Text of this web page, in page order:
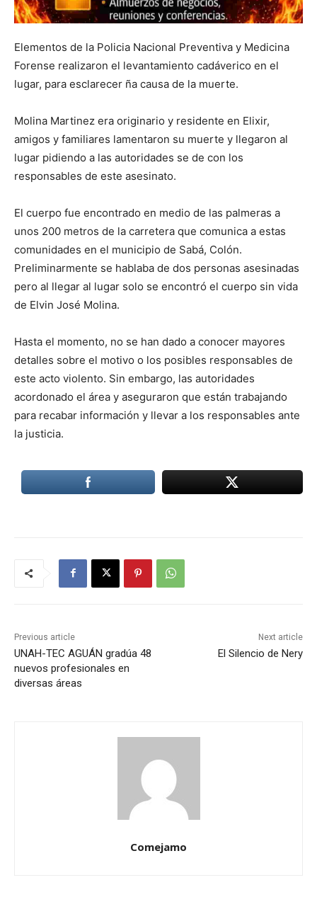
Elementos de la Policia Nacional Preventiva y Medicina
Forense realizaron el levantamiento cadáverico en el
lugar, para esclarecer ña causa de la muerte.
Molina Martinez era originario y residente en Elixir,
amigos y familiares lamentaron su muerte y llegaron al
lugar pidiendo a las autoridades se de con los
responsables de este asesinato.
El cuerpo fue encontrado en medio de las palmeras a
unos 200 metros de la carretera que comunica a estas
comunidades en el municipio de Sabá, Colón.
Preliminarmente se hablaba de dos personas asesinadas
pero al llegar al lugar solo se encontró el cuerpo sin vida
de Elvin José Molina.
Hasta el momento, no se han dado a conocer mayores
detalles sobre el motivo o los posibles responsables de
este acto violento. Sin embargo, las autoridades
acordonado el área y aseguraron que están trabajando
para recabar información y llevar a los responsables ante
la justicia.
Previous article
UNAH-TEC AGUÁN gradúa 48
nuevos profesionales en
diversas áreas
Next article
El Silencio de Nery
Comejamo